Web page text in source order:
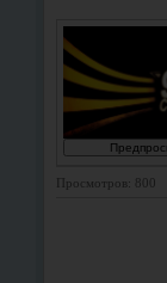
Просмотров: 800